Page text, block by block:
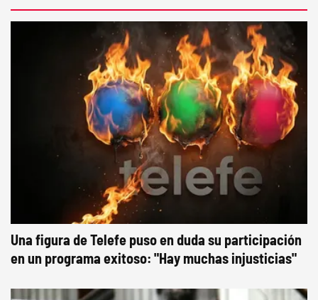
Una figura de Telefe puso en duda su participación
en un programa exitoso: "Hay muchas injusticias"